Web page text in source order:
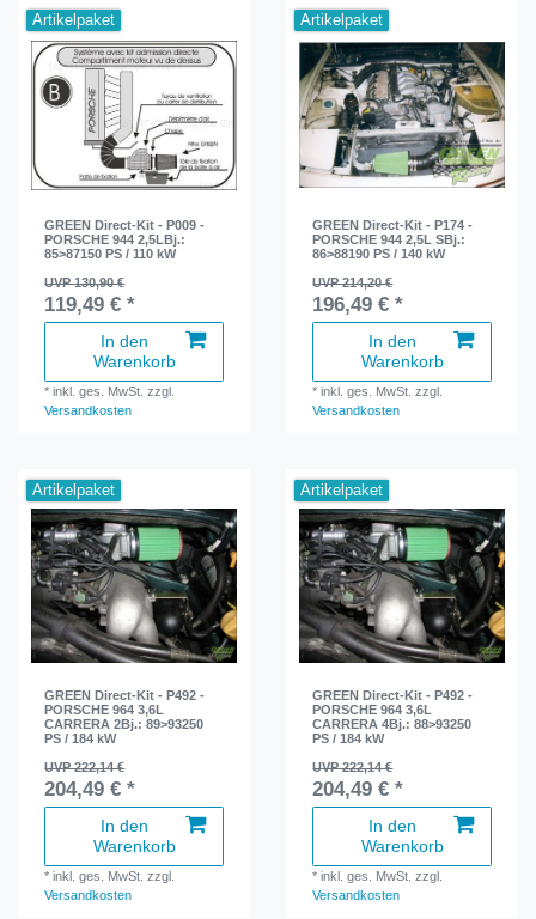
Artikelpaket
GREEN Direct-Kit - P009 -
PORSCHE 944 2,5LBj.:
85>87150 PS / 110 kW
UVP 130,90 €
119,49 € *
In den
Warenkorb
*inkl. ges. MwSt. zzgl.
Versandkosten
Artikelpaket
GREEN Direct-Kit - P174 -
PORSCHE 944 2,5L SBj.:
86>88190 PS / 140 kW
UVP 214,20 €
196,49 € *
In den
Warenkorb
*inkl. ges. MwSt. zzgl.
Versandkosten
Artikelpaket
GREEN Direct-Kit - P492 -
PORSCHE 964 3,6L
CARRERA 2Bj.: 89>93250
PS / 184 kW
UVP 222,14 €
204,49 € *
In den
Warenkorb
*inkl. ges. MwSt. zzgl.
Versandkosten
Artikelpaket
GREEN Direct-Kit - P492 -
PORSCHE 964 3,6L
CARRERA 4Bj.: 88>93250
PS / 184 kW
UVP 222,14 €
204,49 € *
In den
Warenkorb
*inkl. ges. MwSt. zzgl.
Versandkosten